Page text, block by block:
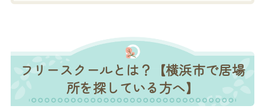
フリースクールとは？【横浜市で居場
所を探している方へ】